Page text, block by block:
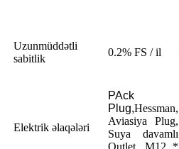
Uzunmüddətli
sabitlik
0.2% FS / il
Elektrik əlaqələri
PAck
Plug,Hessman,
Aviasiya Plug,
Suya davamlı
Outlet, M12 *